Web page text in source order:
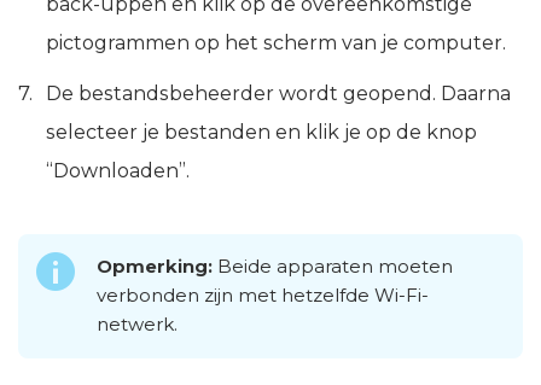
pictogrammen op het scherm van je computer.
De bestandsbeheerder wordt geopend. Daarna
selecteer je bestanden en klik je op de knop
“Downloaden”.
Opmerking: Beide apparaten moeten
verbonden zijn met hetzelfde Wi-Fi-
netwerk.